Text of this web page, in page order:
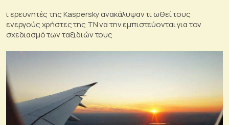
ι ερευνητές της Kaspersky ανακάλυψαν τι ωθεί τους
ενεργούς χρήστες της ΤΝ να την εμπιστεύονται για τον
σχεδιασμό των ταξιδιών τους